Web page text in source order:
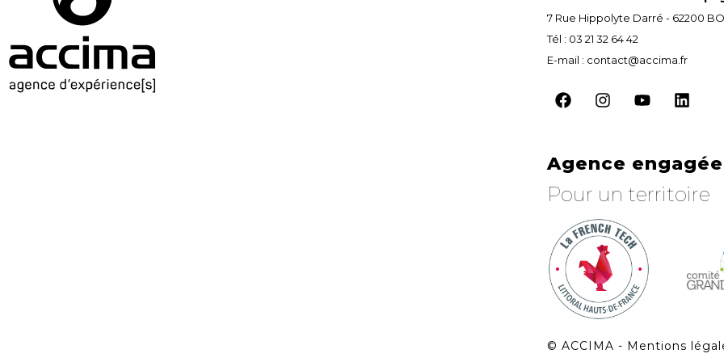
7 Rue Hippolyte Darré - 62200
Tél : 03 21 32 64 42
E-mail : contact@accima.fr
Agence
Pour un territoire
© ACCIMA - Mentions